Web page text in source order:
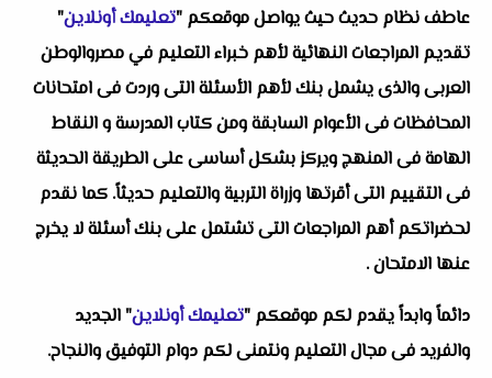
عاطف نظام حديث حيث يواصل موقعكم "تعليمك أونلاين"
تقديم المراجعات النهائية لأهم خبراء التعليم في مصروالوطن
العربى والذى يشمل بنك لأهم الأسئلة التى وردت فى امتحانات
المحافظات فى الأعوام السابقة ومن كتاب المدرسة و النقاط
الهامة فى المنهج ويركز بشكل أساسى على الطريقة الحديثة
فى التقييم التى أقرتها وزراة التربية والتعليم حديثاً. كما نقدم
لحضراتكم أهم المراجعات التى تشتمل على بنك أسئلة لا يخرج
عنها الامتحان .
دائماً وابداً يقدم لكم موقعكم "تعليمك أونلاين" الجديد
والفريد فى مجال التعليم ونتمنى لكم دوام التوفيق والنجاح.